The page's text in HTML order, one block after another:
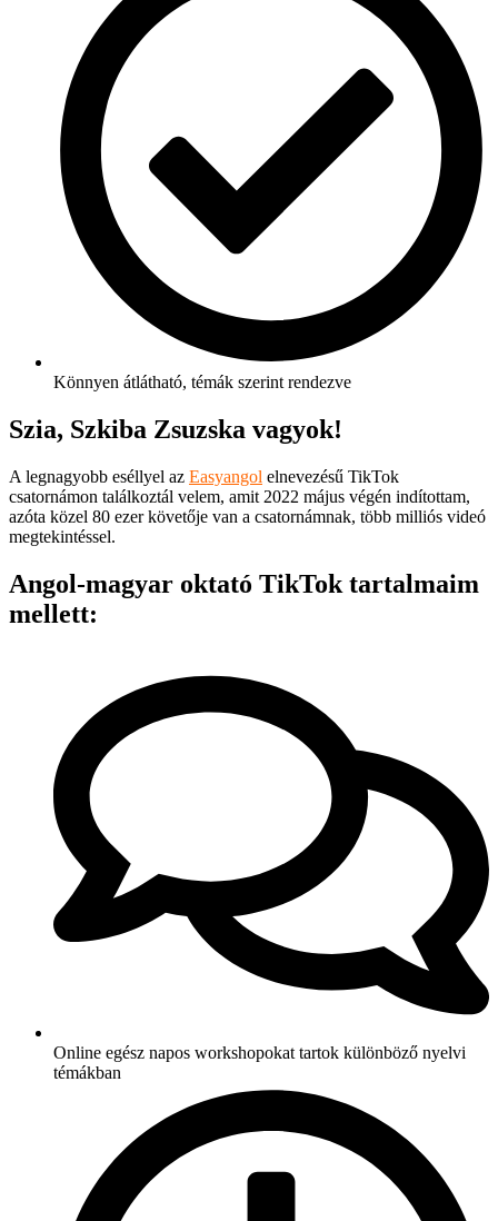
Könnyen átlátható, témák szerint rendezve
Szia, Szkiba Zsuzska vagyok!
A legnagyobb eséllyel az Easyangol elnevezésű TikTok
csatornámon találkoztál velem, amit 2022 május végén indítottam,
azóta közel 80 ezer követője van a csatornámnak, több milliós videó
megtekintéssel.
Angol-magyar oktató TikTok tartalmaim
mellett:
Online egész napos workshopokat tartok különböző nyelvi
témákban